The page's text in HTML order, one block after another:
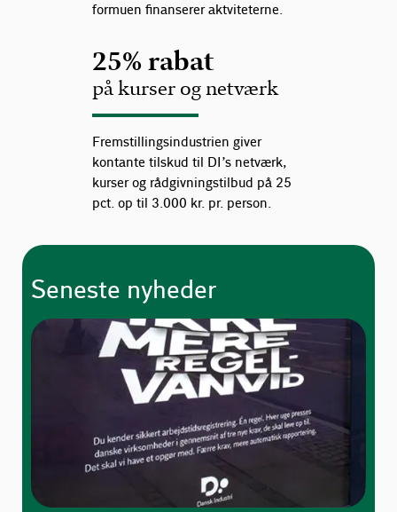
formuen finanserer aktviteterne.
25% rabat
på kurser og netværk
Fremstillingsindustrien giver
kontante tilskud til DI’s netværk,
kurser og rådgivningstilbud på 25
pct. op til 3.000 kr. pr. person.
Seneste nyheder